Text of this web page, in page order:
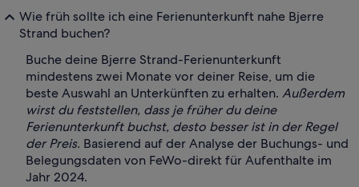
Wie früh sollte ich eine Ferienunterkunft nahe Bjerre
Strand buchen?
Buche deine Bjerre Strand-Ferienunterkunft
mindestens zwei Monate vor deiner Reise, um die
beste Auswahl an Unterkünften zu erhalten. Außerdem
wirst du feststellen, dass je früher du deine
Ferienunterkunft buchst, desto besser ist in der Regel
der Preis. Basierend auf der Analyse der Buchungs- und
Belegungsdaten von FeWo-direkt für Aufenthalte im
Jahr 2024.